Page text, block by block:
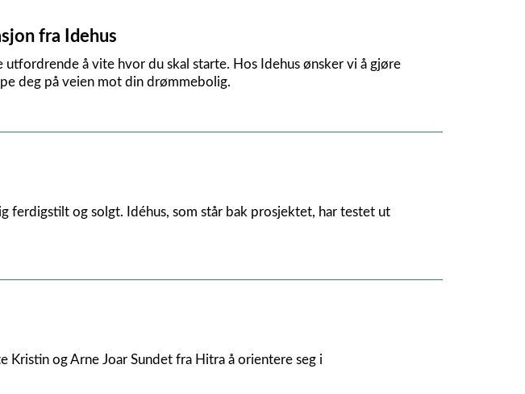
fra Idehus
å vite hvor du skal starte. Hos Idehus ønsker vi å gjøre
deg på veien mot din drømmebolig.
ferdigstilt og solgt. Idéhus, som står bak prosjektet, har testet ut
Kristin og Arne Joar Sundet fra Hitra å orientere seg i